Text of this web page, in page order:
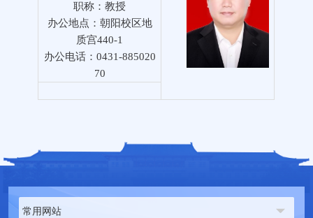
职称：教授
办公地点：朝阳校区地
质宫440-1
办公电话：0431-885020
70
常用网站